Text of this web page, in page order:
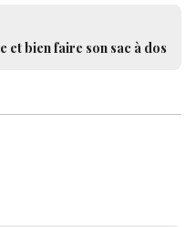
et bien faire son sac à dos